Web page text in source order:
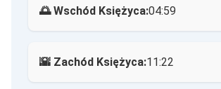
🌅 Wschód Księżyca:04:59
🌇 Zachód Księżyca:11:22